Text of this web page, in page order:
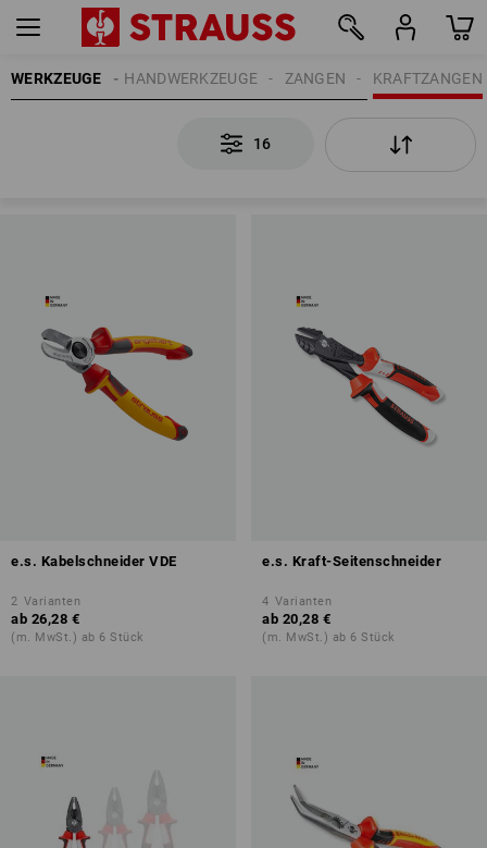
WERKZEUGE KRAFTZANGEN
ZANGEN
HANDWERKZEUGE
16
e.s. Kabelschneider VDE
2 Varianten
ab 26,28 €
(m. MwSt.) ab 6 Stück
e.s. Kraft-Seitenschneider
4 Varianten
ab 20,28 €
(m. MwSt.) ab 6 Stück